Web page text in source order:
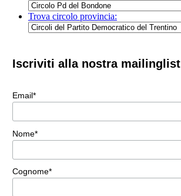
Trova circolo provincia:
Iscriviti alla nostra mailinglist
Email*
Nome*
Cognome*